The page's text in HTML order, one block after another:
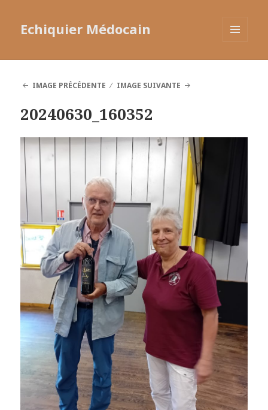
Echiquier Médocain
IMAGE PRÉCÉDENTE
IMAGE SUIVANTE
20240630_160352